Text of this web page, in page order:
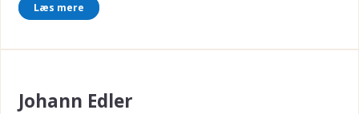
Læs mere
Johann Edler